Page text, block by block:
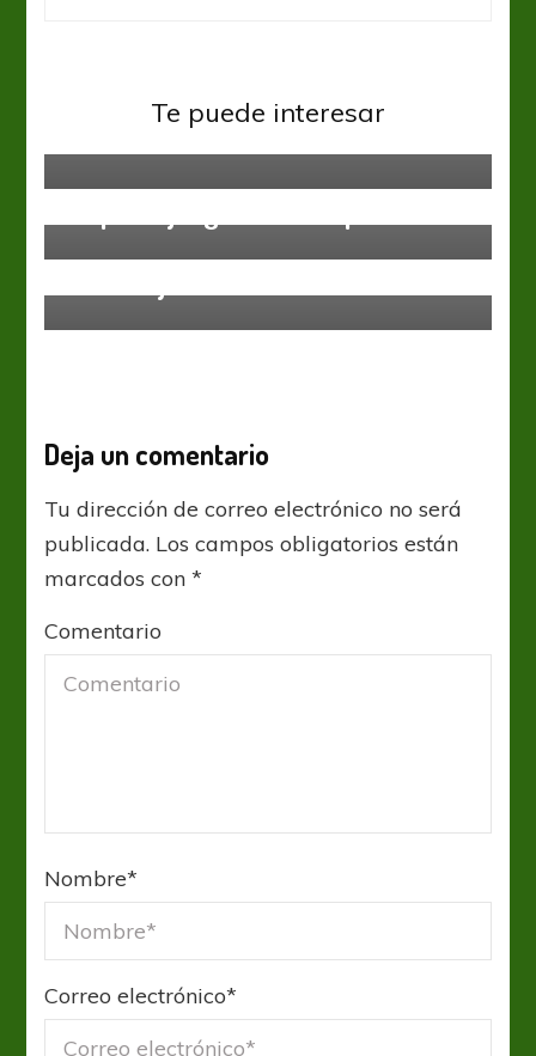
Te puede interesar
El Globo y Círculo marcan el
Deja un comentario
Tu dirección de correo electrónico no será
publicada. Los campos obligatorios están
marcados con*
Comentario
Nombre*
Correo electrónico*